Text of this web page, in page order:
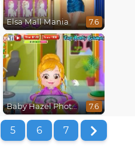
Elsa Mall Mania 7.6
Baby Hazel Photoshoot 7.6
5 6 7